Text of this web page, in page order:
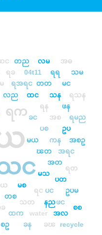
င
ရက
မယ
ခင
မစ
ယ
လည ထင
ရန
ပစ
ၽတ
မသ
ရင ပင
တစ
ရအရင တတ
သန
အစ
ကန
အတ
နည
သတ
ပတ
ဖင
ရခ 04t11 ရရ
အလ
water
ထက
မင
ဖန
ဥပ
အရင
ရတ
ဥပမ
င တည လမ အဓ
recycle
သမ
ရသန
ရမည
အစဥ
စစ
ခၽ
ခန
စဥ